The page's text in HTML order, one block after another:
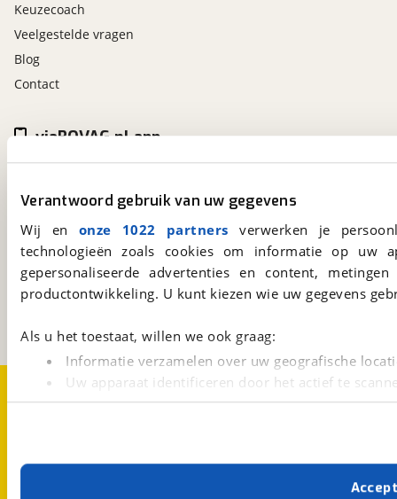
Verantwoord gebruik van uw gegevens
Wij en onze 1022 partners verwerken je
technologieën zoals cookies om informatie op
gepersonaliseerde advertenties en content,
productontwikkeling. U kunt kiezen wie uw gegevens
Als u het toestaat, willen we ook graag:
Informatie verzamelen over uw geografische
Uw apparaat identificeren door het actief te
Lees meer over hoe uw persoonlijke gegevens worden
Met cookies en vergelijkbare technieken zorgen we
cookies zorgen ervoor dat de website goed werkt.
Keuzecoach
Veelgestelde vragen
Blog
Contact
viaBOVAG.nl
Kosterijland
15
3981 AJBunnik
viaBOVAG.nl app
Altijd het meest recente aanbod bij de hand.
Over viaBOVAG.nlDisclaimer- en Privacyverklaring
CookievoorkeurenVacatures